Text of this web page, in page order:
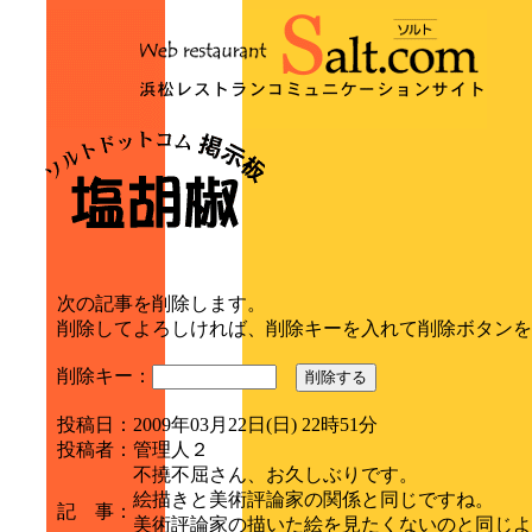
次の記事を削除します。
削除してよろしければ、削除キーを入れて削除ボタン
削除キー： 削除する
投稿日 ： 2009年03月22日(日) 22時51分
投稿者 ： 管理人２
記 事 ：
不撓不屈さん、お久しぶりです。
絵描きと美術評論家の関係と同じですね。
美術評論家の描いた絵を見たくないのと同じ